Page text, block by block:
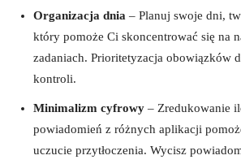
Organizacja dnia – Planuj swoje dni,
który pomoże⁤ Ci skoncentrować się na
zadaniach. Prioritetyzacja⁢ obowiązków
kontroli.
Minimalizm cyfrowy – Zredukowanie
powiadomień⁣ z różnych aplikacji
uczucie przytłoczenia.⁤ Wycisz